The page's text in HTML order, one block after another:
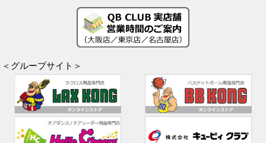
＜グループサイト＞